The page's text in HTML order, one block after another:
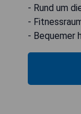
- Rund um
-
- Bequemer